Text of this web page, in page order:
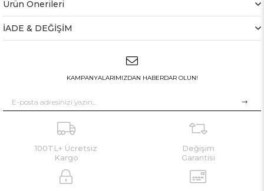
Ürün Önerileri
İADE & DEĞİŞİM
KAMPANYALARIMIZDAN HABERDAR OLUN!
100TL+ Ücretsiz
Kargo
Değişim
Garantisi